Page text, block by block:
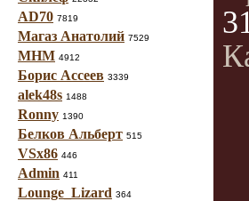
AD70 7819
Магаз Анатолий 7529
МНМ 4912
Борис Ассеев 3339
alek48s 1488
Ronny 1390
Белков Альберт 515
VSx86 446
Admin 411
Lounge_Lizard 364